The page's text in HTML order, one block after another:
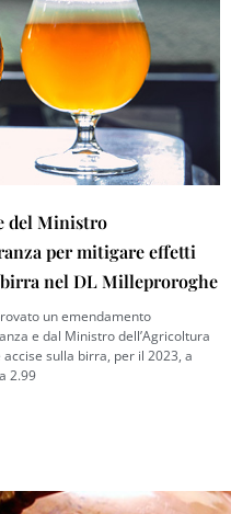
del Ministro
per mitigare effetti
birra nel DL Milleproroghe
un emendamento
e dal Ministro dell’Agricoltura
sulla birra, per il 2023, a
2.99